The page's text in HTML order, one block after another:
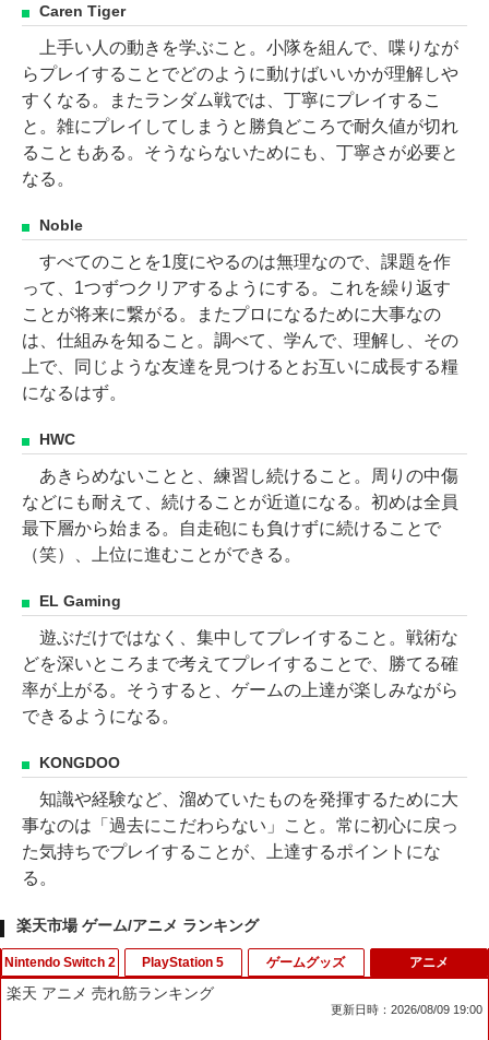
Caren Tiger
上手い人の動きを学ぶこと。小隊を組んで、喋りなが
らプレイすることでどのように動けばいいかが理解しや
すくなる。またランダム戦では、丁寧にプレイするこ
と。雑にプレイしてしまうと勝負どころで耐久値が切れ
ることもある。そうならないためにも、丁寧さが必要と
なる。
Noble
すべてのことを1度にやるのは無理なので、課題を作
って、1つずつクリアするようにする。これを繰り返す
ことが将来に繋がる。またプロになるために大事なの
は、仕組みを知ること。調べて、学んで、理解し、その
上で、同じような友達を見つけるとお互いに成長する糧
になるはず。
HWC
あきらめないことと、練習し続けること。周りの中傷
などにも耐えて、続けることが近道になる。初めは全員
最下層から始まる。自走砲にも負けずに続けることで
（笑）、上位に進むことができる。
EL Gaming
遊ぶだけではなく、集中してプレイすること。戦術な
どを深いところまで考えてプレイすることで、勝てる確
率が上がる。そうすると、ゲームの上達が楽しみながら
できるようになる。
KONGDOO
知識や経験など、溜めていたものを発揮するために大
事なのは「過去にこだわらない」こと。常に初心に戻っ
た気持ちでプレイすることが、上達するポイントにな
る。
楽天市場 ゲーム/アニメ ランキング
Nintendo Switch 2 PlayStation 5 ゲームグッズ アニメ
楽天 アニメ 売れ筋ランキング
更新日時：2026/08/09 19:00